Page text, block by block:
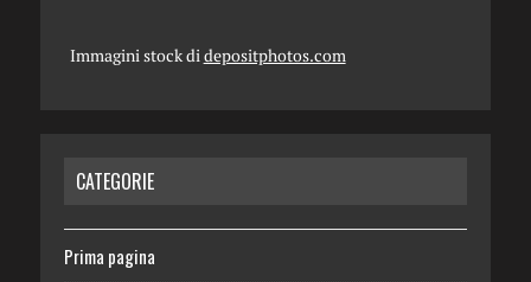
Immagini stock didepositphotos.com
CATEGORIE
Prima pagina